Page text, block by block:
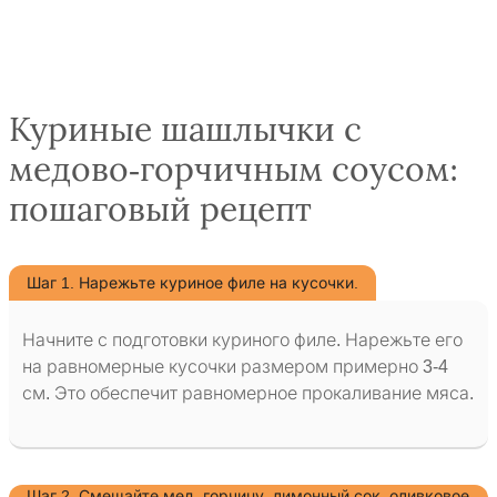
Куриные шашлычки с
медово-горчичным соусом:
пошаговый рецепт
Шаг 1. Нарежьте куриное филе на кусочки.
Начните с подготовки куриного филе. Нарежьте его
на равномерные кусочки размером примерно 3-4
см. Это обеспечит равномерное прокаливание мяса.